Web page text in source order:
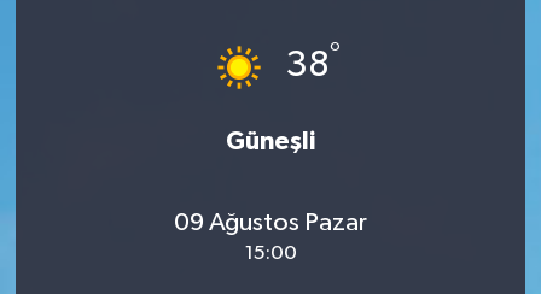
38°
Güneşli
09 Ağustos Pazar
15:00